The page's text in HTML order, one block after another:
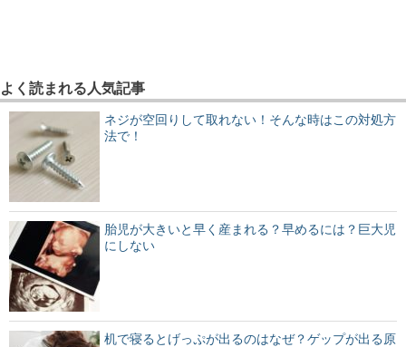
よく読まれる人気記事
ネジが空回りして取れない！そんな時はこの対処方
法で！
胎児が大きいと早く産まれる？早めるには？巨大児
にしない
机で寝るとげっぷが出るのはなぜ？ゲップが出る原